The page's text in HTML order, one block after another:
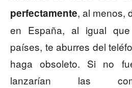
perfectamente, al menos,
en España, al igual
países, te aburres del
haga obsoleto. Si no
lanzarían las